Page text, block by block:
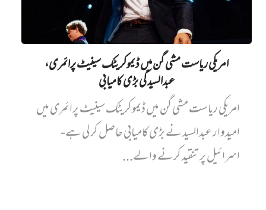
امریکی ریاست مشی گن میں ڈیموکریٹک سینیٹ پرائمری،
عبدالسید کی بڑی کامیابی
امریکی ریاست مشی گن میں ڈیموکریٹک سینیٹ پرائمری میں‌
امیدوار عبدالسید نے بڑی کامیابی حاصل کر لی ہے-
اسرائیل پر تنقید کرنے والے...